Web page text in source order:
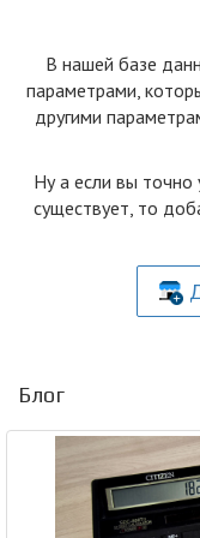
В нашей базе
параметрами,
другими
Ну а если вы точно
существует, то
Блог